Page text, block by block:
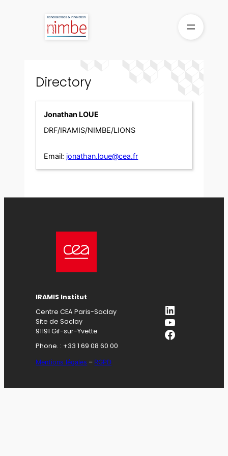
Directory
Jonathan LOUE
DRF/IRAMIS/NIMBE/LIONS
Email: jonathan.loue@cea.fr
IRAMIS Institut
Centre CEA Paris-Saclay
Site de Saclay
91191 Gif-sur-Yvette
Phone. : +33 1 69 08 60 00
Mentions légales – RGPD
LinkedIn
YouTube
Facebook